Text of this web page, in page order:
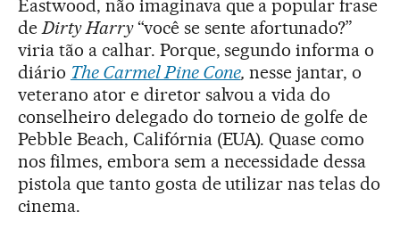
Eastwood, não imaginava que a popular frase
deDirty Harry“você se sente afortunado?”
viria tão a calhar. Porque, segundo informa o
diário The Carmel Pine Cone, nesse jantar, o
veterano ator e diretor salvou a vida do
conselheiro delegado do torneio de golfe de
Pebble Beach, Califórnia (EUA). Quase como
nos filmes, embora sem a necessidade dessa
pistola que tanto gosta de utilizar nas telas do
cinema.